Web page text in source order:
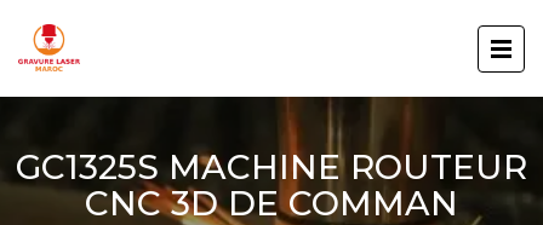
GC1325S MACHINE ROUTEUR
CNC 3D DE COMMAN